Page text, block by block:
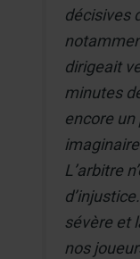
décisives
dirigeait
minutes
encore
L’arbitre
sévère et
nos